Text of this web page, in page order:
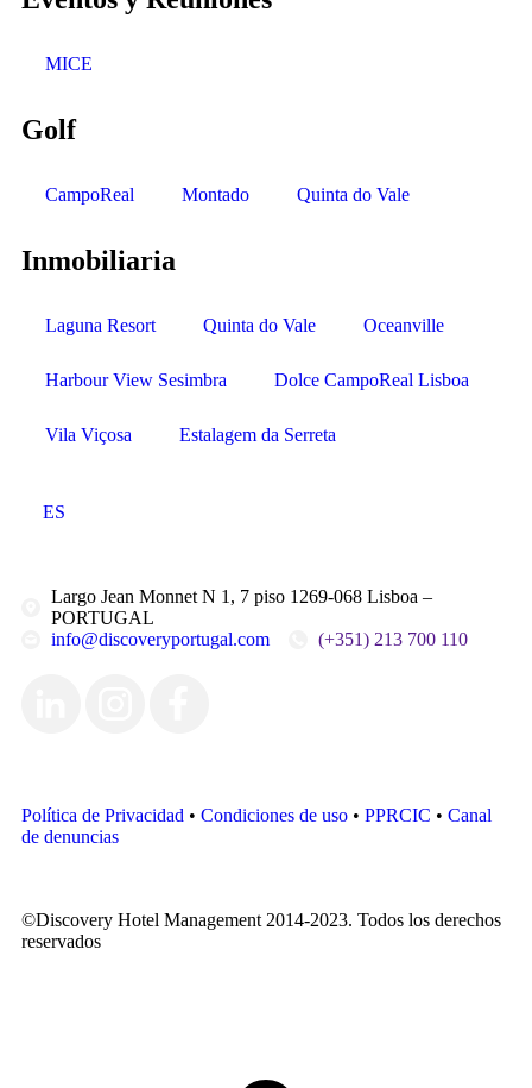
MICE
Golf
CampoReal Montado Quinta do Vale
Inmobiliaria
Laguna Resort Quinta do Vale Oceanville
Harbour View Sesimbra Dolce CampoReal Lisboa
Vila Viçosa Estalagem da Serreta
ES
Largo Jean Monnet N 1, 7 piso 1269-068 Lisboa –
PORTUGAL
info@discoveryportugal.com
(+351) 213 700 110
Política de Privacidad • Condiciones de uso • PPRCIC • Canal
de denuncias
©Discovery Hotel Management 2014-2023. Todos los derechos
reservados